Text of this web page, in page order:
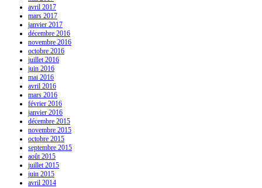
avril 2017
mars 2017
janvier 2017
décembre 2016
novembre 2016
octobre 2016
juillet 2016
juin 2016
mai 2016
avril 2016
mars 2016
février 2016
janvier 2016
décembre 2015
novembre 2015
octobre 2015
septembre 2015
août 2015
juillet 2015
juin 2015
avril 2014